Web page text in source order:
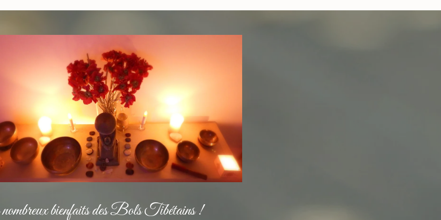
bienfaits des Bols Tibétains !